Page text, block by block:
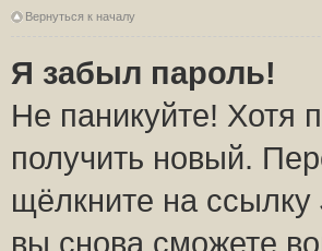
Вернуться к началу
Я забыл пароль!
Не паникуйте! Хотя
получить новый.
щёлкните на ссылку
вы снова сможете